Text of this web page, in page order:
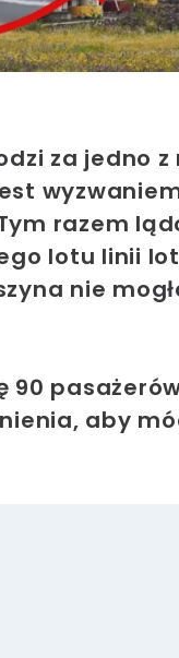
za jedno
razem
lotu linii
nie
90
aby